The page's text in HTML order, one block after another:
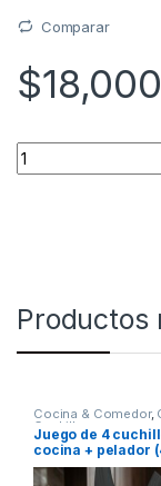
Comparar
$18,000
Quantity
Productos
Cocina & Comedor,
Cuchillos
Juego de 4
cocina + pelador